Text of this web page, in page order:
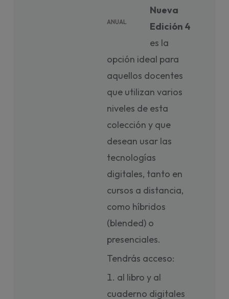
ANUAL
Nueva
Edición 4
es la
opción ideal para
aquellos docentes
que utilizan varios
niveles de esta
colección y que
desean usar las
tecnologías
digitales, tanto en
cursos a distancia,
como híbridos
(blended) o
presenciales.
Tendrás acceso:
al libro y al
cuaderno digitales